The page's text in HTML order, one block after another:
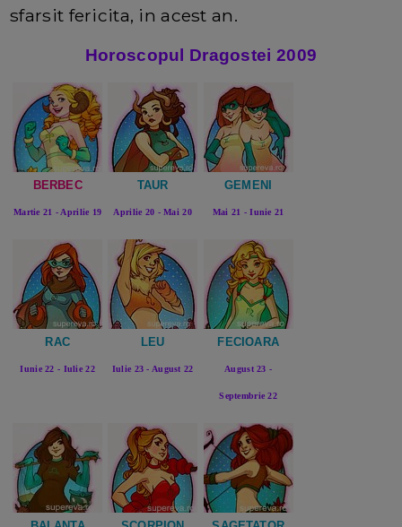
sfarsit fericita, in acest an.
Horoscopul Dragostei 2009
BERBEC
Martie 21 - Aprilie 19
TAUR
Aprilie 20 - Mai 20
GEMENI
Mai 21 - Iunie 21
RAC
Iunie 22 - Iulie 22
LEU
Iulie 23 - August 22
FECIOARA
August 23 -
Septembrie 22